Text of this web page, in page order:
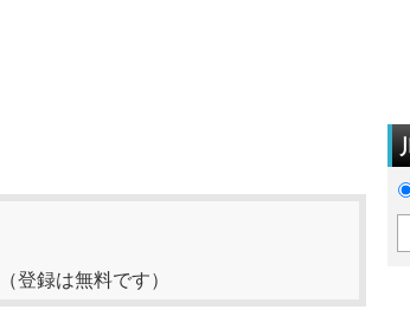
（登録は無料です）